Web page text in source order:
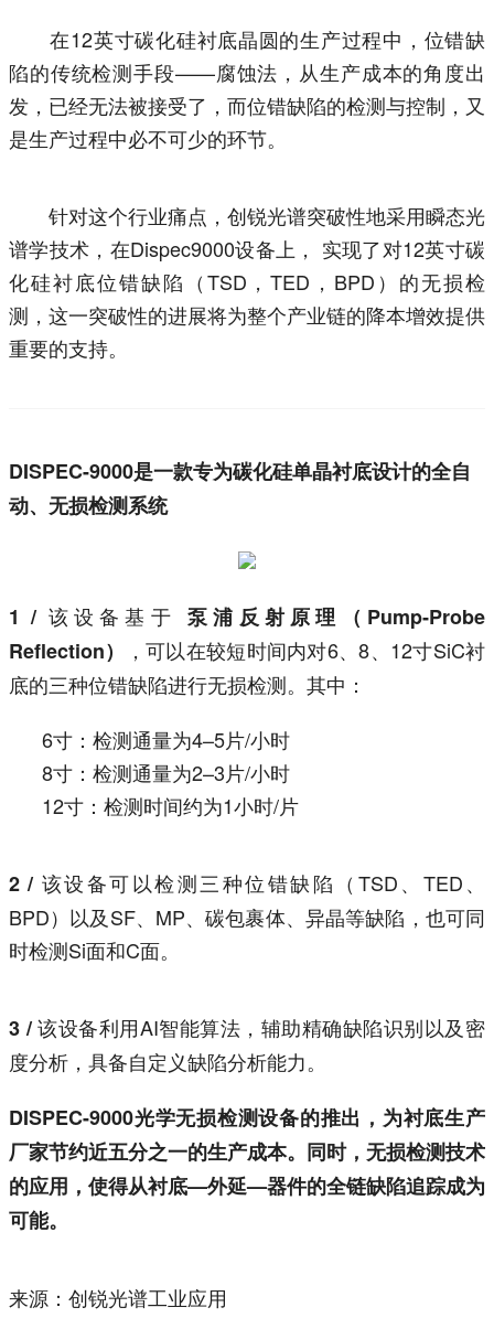
在12英寸碳化硅衬底晶圆的生产过程中，位错缺
陷的传统检测手段——腐蚀法，从生产成本的角度出
发，已经无法被接受了，而位错缺陷的检测与控制，又
是生产过程中必不可少的环节。
针对这个行业痛点，创锐光谱突破性地采用瞬态光
谱学技术，在Dispec9000设备上， 实现了对12英寸碳
化硅衬底位错缺陷（TSD，TED，BPD）的无损检
测，这一突破性的进展将为整个产业链的降本增效提供
重要的支持。
DISPEC-9000是一款专为碳化硅单晶衬底设计的全自
动、无损检测系统
1 / 该设备基于泵浦反射原理（Pump‑Probe
Reflection）
，可以在较短时间内对6、8、12寸SiC衬
底的三种位错缺陷进行无损检测。其中：
6寸：检测通量为4–5片/小时
8寸：检测通量为2–3片/小时
12寸：检测时间约为1小时/片
2 / 该设备可以检测三种位错缺陷（TSD、TED、
BPD）以及SF、MP、碳包裹体、异晶等缺陷，也可同
时检测Si面和C面。
3 /该设备利用AI智能算法，辅助精确缺陷识别以及密
度分析，具备自定义缺陷分析能力。
DISPEC-9000光学无损检测设备的推出，为衬底生产
厂家节约近五分之一的生产成本。同时，无损检测技术
的应用，使得从衬底—外延—器件的全链缺陷追踪成为
可能。
来源：创锐光谱工业应用